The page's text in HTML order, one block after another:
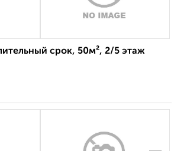
срок, 50м², 2/5 этаж